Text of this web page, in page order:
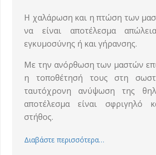
Η χαλάρωση και η πτώση των
να είναι αποτέλεσμα
εγκυμοσύνης ή και γήρανσης.
Με την ανόρθωση των μαστών
η τοποθέτησή τους στη
ταυτόχρονη ανύψωση της
αποτέλεσμα είναι σφριγηλό
στήθος.
Διαβάστε περισσότερα…